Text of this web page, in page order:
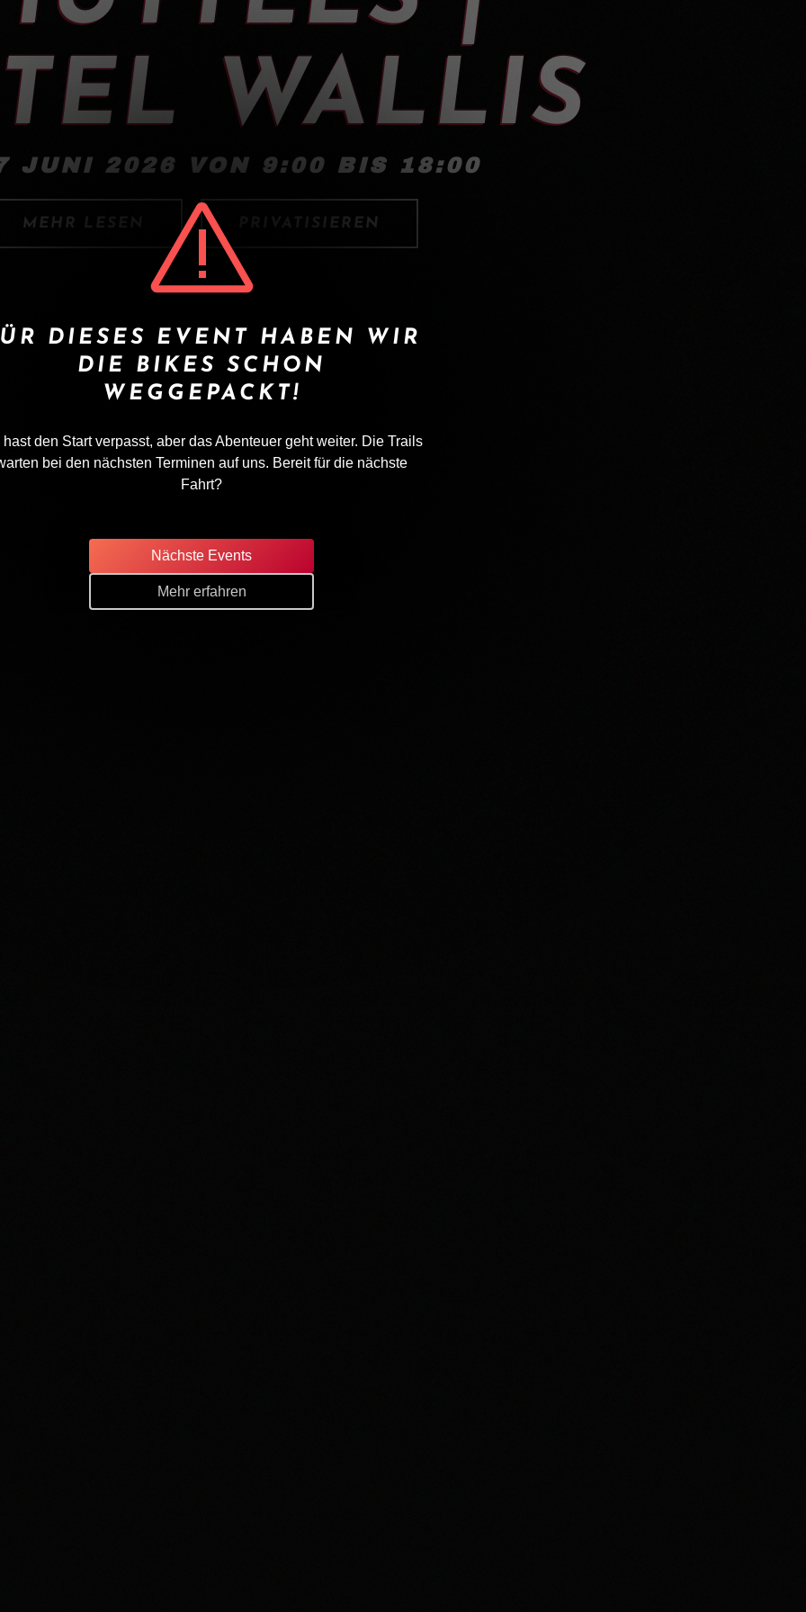
WALLIS
JUNI 2026 VON 9:00 BIS 18:00
MEHR LESEN PRIVATISIEREN
DIESES EVENT HABEN WIR
DIE BIKES SCHON
WEGGEPACKT!
hast den Start verpasst, aber das Abenteuer geht weiter. Die Trails
bei den nächsten Terminen auf uns. Bereit für die nächste
Fahrt?
Nächste Events
Mehr erfahren